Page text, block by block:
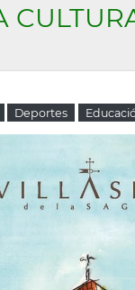
Deportes